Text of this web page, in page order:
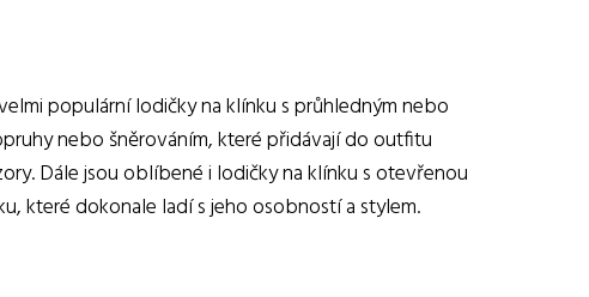
populární lodičky na klínku s průhledným nebo
nebo šněrováním, které přidávají do outfitu
Dále jsou oblíbené i lodičky na klínku s otevřenou
které dokonale ladí s jeho osobností a stylem.